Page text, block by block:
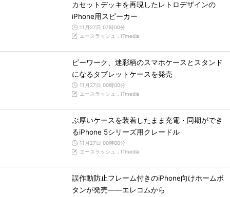
カセットデッキを再現したレトロデザインの
iPhone用スピーカー
11月27日 07時00分
エースラッシュ，ITmedia
ピーワーク、迷彩柄のスマホケースとスタンド
になるタブレットケースを発売
11月27日 00時00分
エースラッシュ，ITmedia
ぶ厚いケースを装着したまま充電・同期ができ
るiPhone 5シリーズ用クレードル
11月27日 00時00分
エースラッシュ，ITmedia
誤作動防止フレーム付きのiPhone向けホームボ
タンが発売――エレコムから